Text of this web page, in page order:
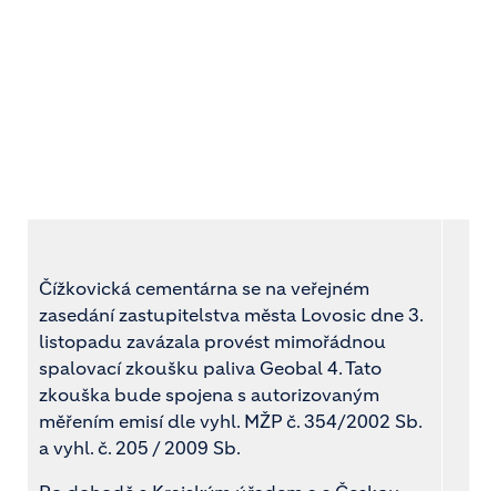
Čížkovická cementárna se na veřejném
zasedání zastupitelstva města Lovosic dne 3.
listopadu zavázala provést mimořádnou
spalovací zkoušku paliva Geobal 4. Tato
zkouška bude spojena s autorizovaným
měřením emisí dle vyhl. MŽP č. 354/2002 Sb.
a vyhl. č. 205 / 2009 Sb.